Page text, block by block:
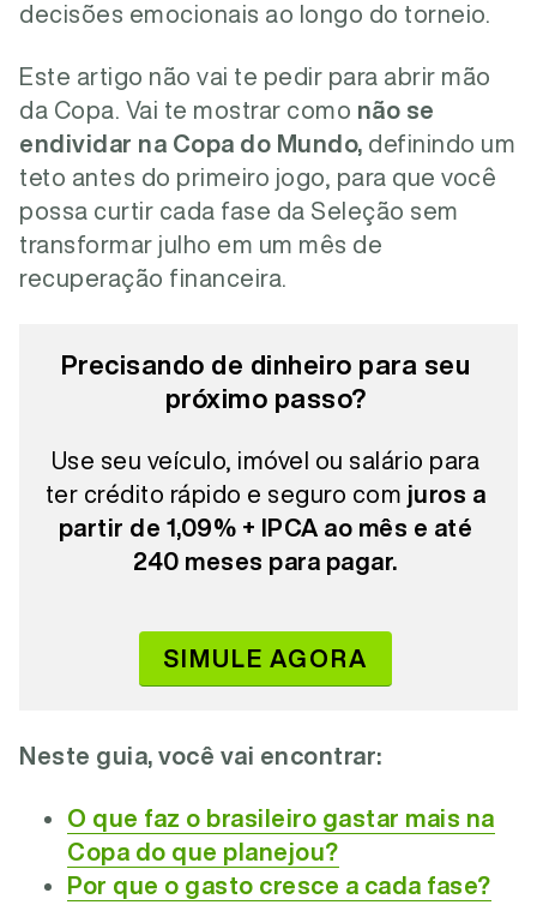
decisões emocionais ao longo do torneio.
Este artigo não vai te pedir para abrir mão
da Copa. Vai te mostrar como não se
endividar na Copa do Mundo, definindo um
teto antes do primeiro jogo, para que você
possa curtir cada fase da Seleção sem
transformar julho em um mês de
recuperação financeira.
Precisando de dinheiro para seu
próximo passo?
Use seu veículo, imóvel ou salário para
ter crédito rápido e seguro com juros a
partir de 1,09% + IPCA ao mês e até
240 meses para pagar.
SIMULE AGORA
Neste guia, você vai encontrar:
O que faz o brasileiro gastar mais na
Copa do que planejou?
Por que o gasto cresce a cada fase?